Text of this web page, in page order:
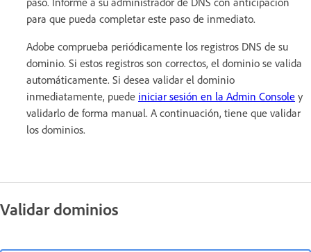
para que pueda completar este paso de inmediato.
Adobe comprueba periódicamente los registros DNS de su
dominio. Si estos registros son correctos, el dominio se valida
automáticamente. Si desea validar el dominio
inmediatamente, puede iniciar sesión en la Admin Console y
validarlo de forma manual. A continuación, tiene que validar
los dominios.
Validar dominios